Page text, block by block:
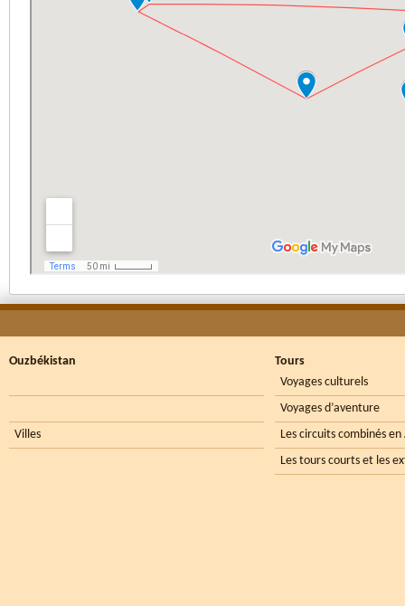
Ouzbékistan
Villes
Tours
Voyages culturels
Voyages d’aventure
Les circuits combinés
Les tours courts et les